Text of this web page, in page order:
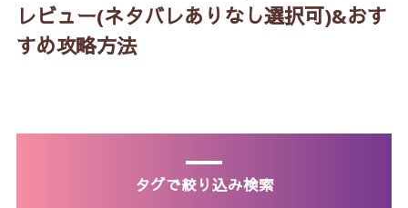
レビュー(ネタバレありなし選択可)&おす
すめ攻略方法
タグで絞り込み検索